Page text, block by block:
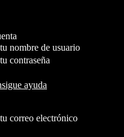
tu nombre de usuario
tu contraseña
ayuda
tu correo electrónico